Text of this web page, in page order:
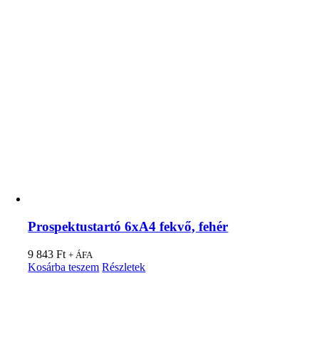
Prospektustartó 6xA4 fekvő, fehér
9 843Ft + ÁFA
Kosárba teszem Részletek